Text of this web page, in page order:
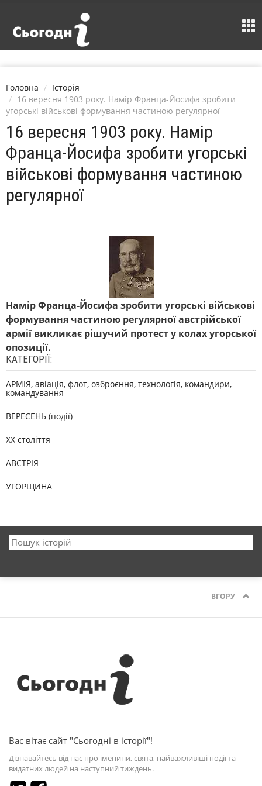
Головна
Історія
16 вересня 1903 року. Намір Франца-Йосифа зробити
угорські військові формування частиною регулярної
16 вересня 1903 року. Намір
Франца-Йосифа зробити угорські
військові формування частиною
регулярної
Намір Франца-Йосифа зробити угорські військові
формування частиною регулярної австрійської
армії викликає рішучий протест у колах угорської
опозиції.
КАТЕГОРІЇ:
АРМІЯ, авіація, флот, озброєння, технологія, командири,
командування
ВЕРЕСЕНЬ (події)
XX століття
АВСТРІЯ
УГОРЩИНА
ВГОРУ
Вас вітає сайт "Сьогодні в історії"!
Дізнавайтесь від нас про іменини, свята, найважливіші події та
видатних людей на наступний тиждень.